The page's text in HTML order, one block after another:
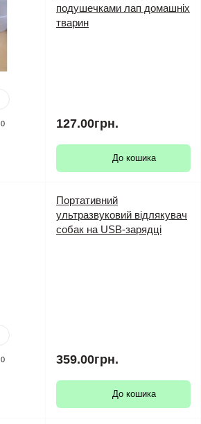
0
подушечками лап домашніх
тварин
127.00грн.
До кошика
0
Портативний
ультразвуковий відлякувач
собак на USB-зарядці
359.00грн.
До кошика